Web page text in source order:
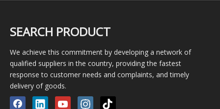
SEARCH PRODUCT
We achieve this commitment by developing a network of
qualified suppliers in the country, providing the fastest
response to customer needs and complaints, and timely
delivery of goods.